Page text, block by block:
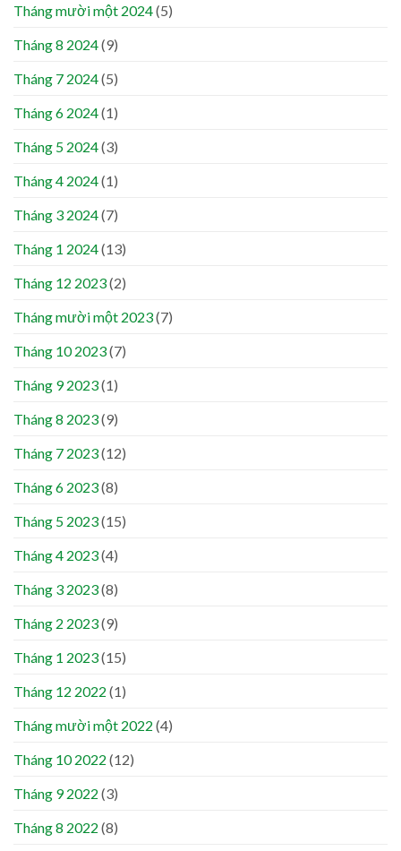
Tháng mười một 2024(5)
Tháng 8 2024(9)
Tháng 7 2024(5)
Tháng 6 2024(1)
Tháng 5 2024(3)
Tháng 4 2024(1)
Tháng 3 2024(7)
Tháng 1 2024(13)
Tháng 12 2023(2)
Tháng mười một 2023(7)
Tháng 10 2023(7)
Tháng 9 2023(1)
Tháng 8 2023(9)
Tháng 7 2023(12)
Tháng 6 2023(8)
Tháng 5 2023(15)
Tháng 4 2023(4)
Tháng 3 2023(8)
Tháng 2 2023(9)
Tháng 1 2023(15)
Tháng 12 2022 (1)
Tháng mười một 2022 (4)
Tháng 10 2022 (12)
Tháng 9 2022 (3)
Tháng 8 2022 (8)